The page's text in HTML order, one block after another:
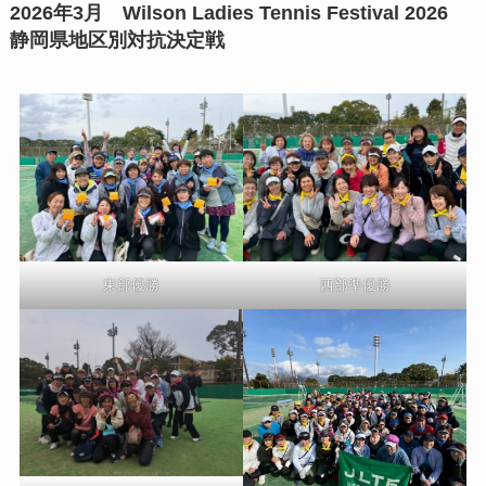
2026年3月 Wilson Ladies Tennis Festival 2026
静岡県地区別対抗決定戦
東部優勝 西部準優勝